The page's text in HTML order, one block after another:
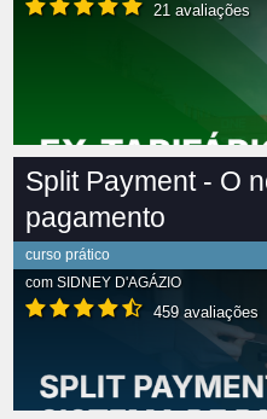
21 avaliações
Split Payment - O
pagamento
curso prático
com SIDNEY D'AGÁZIO
459 avaliações